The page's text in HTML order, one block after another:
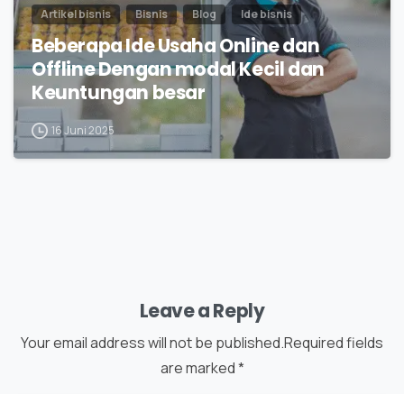
Artikel bisnis Bisnis Blog Ide bisnis
Beberapa Ide Usaha Online dan
Offline Dengan modal Kecil dan
Keuntungan besar
16 Juni 2025
Leave a Reply
Your email address will not be published.Required fields
are marked *